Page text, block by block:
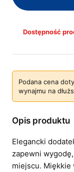
Dostępność
Podana cena
wynajmu na
Opis produktu
Elegancki
zapewni
miejscu. Miękkie